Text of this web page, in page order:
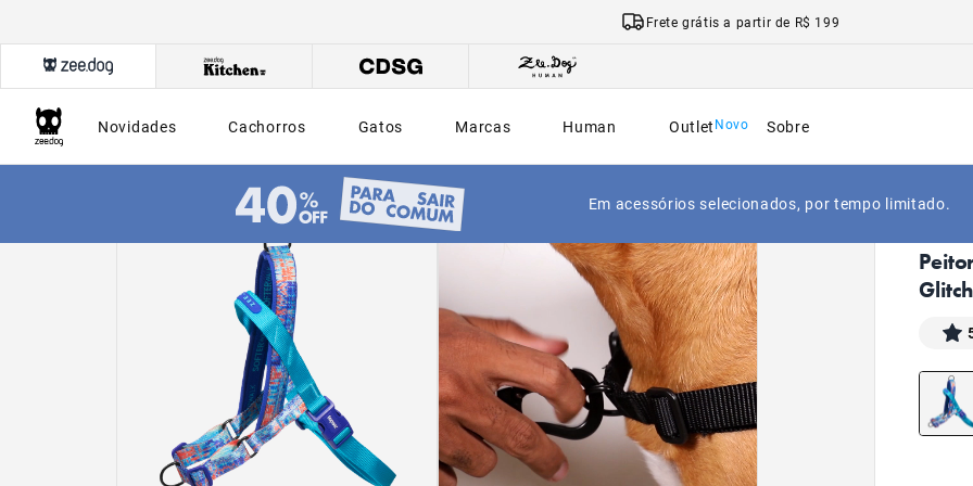
Frete grátis a partir de R$ 199
Novidades Cachorros Gatos Marcas Human Outlet Sobre
Em acessórios selecionados, por tempo limitado.